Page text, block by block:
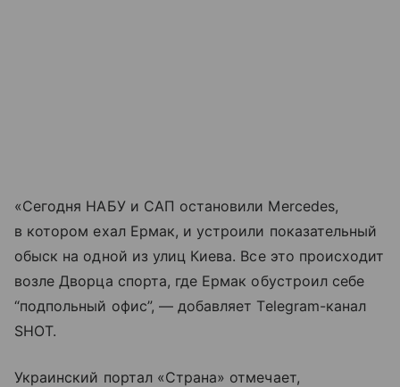
«Сегодня НАБУ и САП остановили Mercedes,
в котором ехал Ермак, и устроили показательный
обыск на одной из улиц Киева. Все это происходит
возле Дворца спорта, где Ермак обустроил себе
“подпольный офис”, — добавляет Telegram-канал
SHOT.
Украинский портал «Страна» отмечает,